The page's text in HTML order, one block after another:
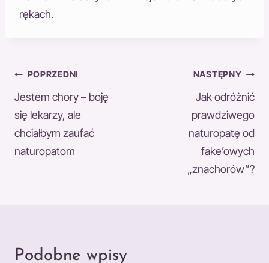
rękach.
Nawigacja
wpisu
POPRZEDNI
Jestem chory – boję
się lekarzy, ale
chciałbym zaufać
naturopatom
NASTĘPNY
Jak odróżnić
prawdziwego
naturopatę od
fake’owych
„znachorów”?
Podobne wpisy